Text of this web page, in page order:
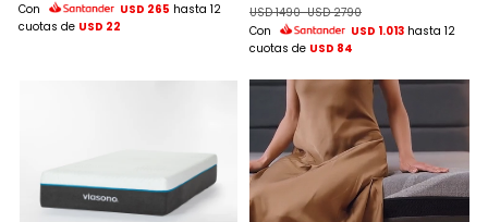
Con
USD 265 hasta 12
cuotas de USD 22
USD 1490-USD 2790
Con
USD 1.013 hasta 12
cuotas de USD 84